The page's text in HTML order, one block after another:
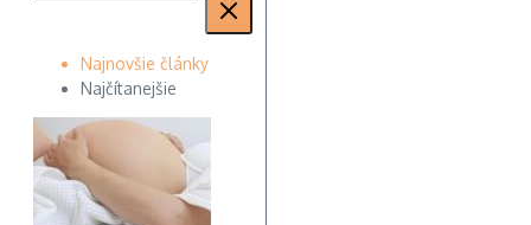
Najnovšie články
Najčítanejšie